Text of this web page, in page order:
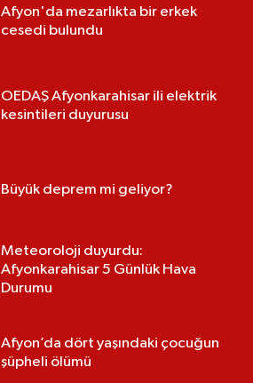
Afyon'da mezarlıkta bir erkek
cesedi bulundu
OEDAŞ Afyonkarahisar ili elektrik
kesintileri duyurusu
Büyük deprem mi geliyor?
Meteoroloji duyurdu:
Afyonkarahisar 5 Günlük Hava
Durumu
Afyon’da dört yaşındaki çocuğun
şüpheli ölümü